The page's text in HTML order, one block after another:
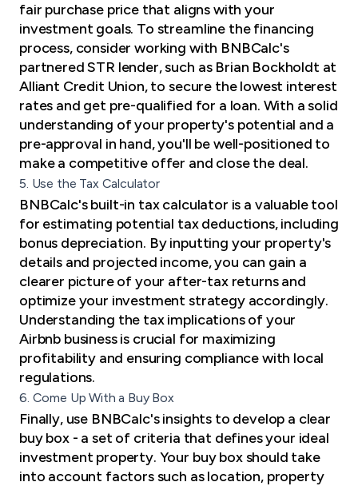
fair purchase price that aligns with your
investment goals. To streamline the financing
process, consider working with BNBCalc's
partnered STR lender, such as Brian Bockholdt at
Alliant Credit Union, to secure the lowest interest
rates and get pre-qualified for a loan. With a solid
understanding of your property's potential and a
pre-approval in hand, you'll be well-positioned to
make a competitive offer and close the deal.
5. Use the Tax Calculator
BNBCalc's built-in tax calculator is a valuable tool
for estimating potential tax deductions, including
bonus depreciation. By inputting your property's
details and projected income, you can gain a
clearer picture of your after-tax returns and
optimize your investment strategy accordingly.
Understanding the tax implications of your
Airbnb business is crucial for maximizing
profitability and ensuring compliance with local
regulations.
6. Come Up With a Buy Box
Finally, use BNBCalc's insights to develop a clear
buy box - a set of criteria that defines your ideal
investment property. Your buy box should take
into account factors such as location, property